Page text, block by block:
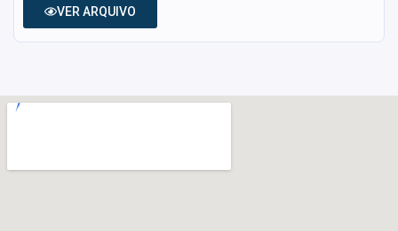
VER ARQUIVO